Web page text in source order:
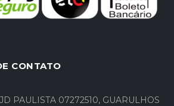
CONTATO
PAULISTA 07272510, GUARULHOS